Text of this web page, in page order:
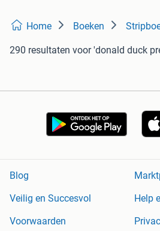
Home Boeken
290 resultaten voor 'donald duck
Blog
Veilig en Succesvol
Help
Voorwaarden